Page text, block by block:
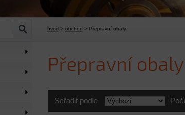
úvod > obchod > Přepravní obaly
Přepravní obaly
Seřadit podle